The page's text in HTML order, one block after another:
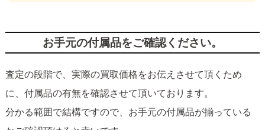
お手元の付属品をご確認ください。
査定の段階で、実際の買取価格をお伝えさせて頂くため
に、付属品の有無を確認させて頂いております。
分かる範囲で結構ですので、お手元の付属品が揃っている